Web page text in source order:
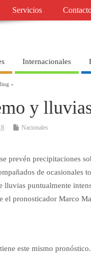
Servicios
Internacionales
»
y
Nacionales
prevén precipitaciones
de ocasionales
lluvias puntualmente
el pronosticador Marco
este mismo